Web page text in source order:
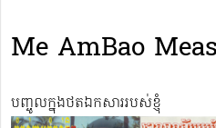
Me AmBao
បញ្ចូលក្នុងថតឯកសាររបស់ខ្ញុំ